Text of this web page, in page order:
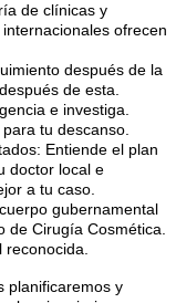
de clínicas y
ofrecen
después de la
de esta.
e investiga.
tu descanso.
Entiende el plan
doctor local e
a tu caso.
gubernamental
de Cirugía Cosmética.
reconocida.
planificaremos y